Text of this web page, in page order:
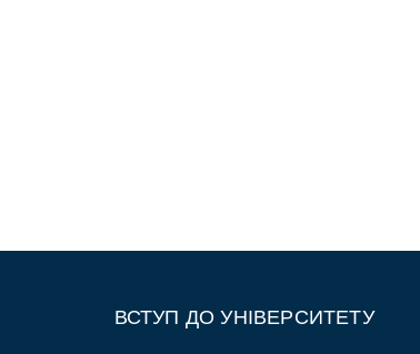
ВСТУП ДО УНІВЕРСИТЕТУ